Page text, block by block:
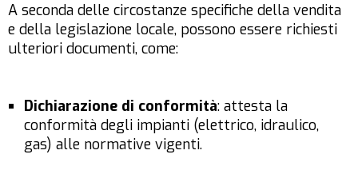
A seconda delle circostanze specifiche della vendita
e della legislazione locale, possono essere richiesti
ulteriori documenti, come:
Dichiarazione di conformità: attesta la
conformità degli impianti (elettrico, idraulico,
gas) alle normative vigenti.